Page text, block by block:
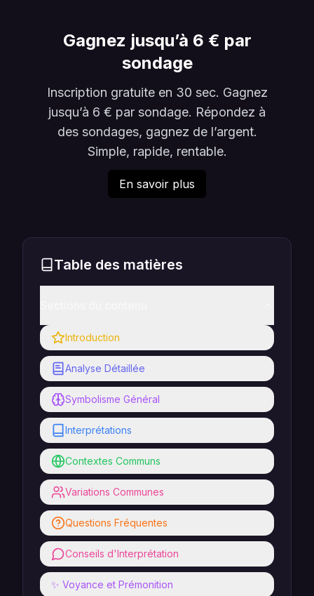
Gagnez jusqu’à 6 € par
sondage
Inscription gratuite en 30 sec. Gagnez
jusqu’à 6 € par sondage. Répondez à
des sondages, gagnez de l’argent.
Simple, rapide, rentable.
En savoir plus
Table des matières
Introduction
Analyse Détaillée
Symbolisme Général
Interprétations
Contextes Communs
Variations Communes
Questions Fréquentes
Conseils d'Interprétation
✨ Voyance et Prémonition